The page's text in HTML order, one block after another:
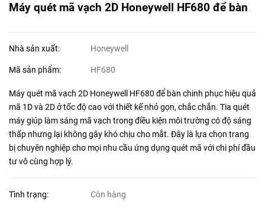
Máy quét mã vạch 2D Honeywell HF680 để bàn
Nhà sản xuất: Honeywell
Mã sản phẩm: HF680
Máy quét mã vạch 2D Honeywell HF680 để bàn chinh phục hiệu quả
mã 1D và 2D ở tốc độ cao với thiết kế nhỏ gọn, chắc chắn. Tia quét
máy giúp làm sáng mã vạch trong điều kiện môi trường có độ sáng
thấp nhưng lại không gây khó chịu cho mắt. Đây là lựa chọn trang
bị chuyên nghiệp cho mọi nhu cầu ứng dụng quét mã với chi phí đầu
tư vô cùng hợp lý.
Tình trạng: Còn hàng